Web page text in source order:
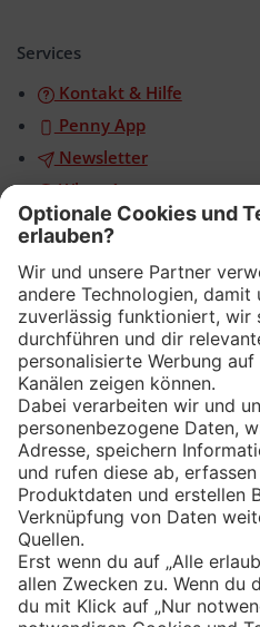
Services
Kontakt & Hilfe
Penny App
Newsletter
WhatsApp
App
Eishockey